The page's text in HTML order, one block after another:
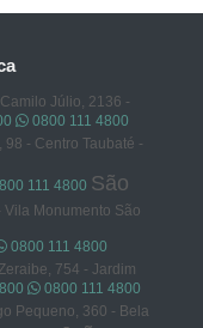
Júlio, 2136 -
0800 111 4800
98 - Centro Taubaté -
111 4800 São
Monumento São
0800 111 4800
754 - Jardim
0800 111 4800
Pequeno, 360 - Bela